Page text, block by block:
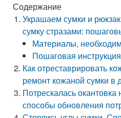
Содержание
Украшаем сумки и
сумку стразами:
Материалы,
Пошаговая инструкция
Как отреставрировать
ремонт кожаной сумки в
Потрескалась
способы обновления